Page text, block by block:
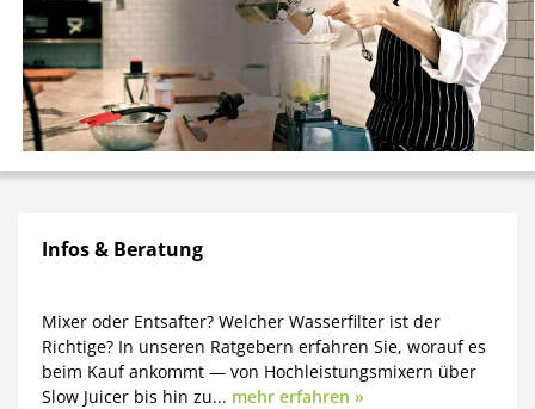
Infos & Beratung
Mixer oder Entsafter? Welcher Wasserfilter ist der
Richtige? In unseren Ratgebern erfahren Sie, worauf es
beim Kauf ankommt — von Hochleistungsmixern über
Slow Juicer bis hin zu... mehr erfahren »